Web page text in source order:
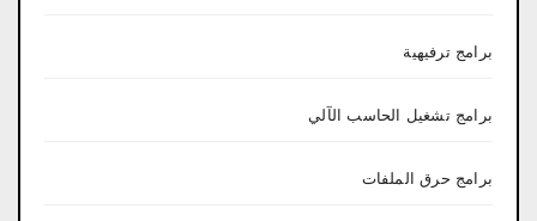
برامج ترفيهية
برامج تشغيل الحاسب الآلي
برامج حرق الملفات